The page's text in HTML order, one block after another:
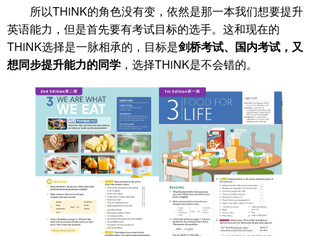
所以THiNK的角色没有变，依然是那一本我们想要提升
英语能力，但是首先要有考试目标的选手。这和现在的
THiNK选择是一脉相承的，目标是剑桥考试、国内考试，又
想同步提升能力的同学 ，选择THiNK是不会错的。